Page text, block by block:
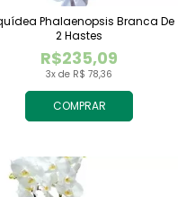
COMPRAR
3x de R$ 78,36
R$235,09
Phalaenopsis Branca De
2 Hastes